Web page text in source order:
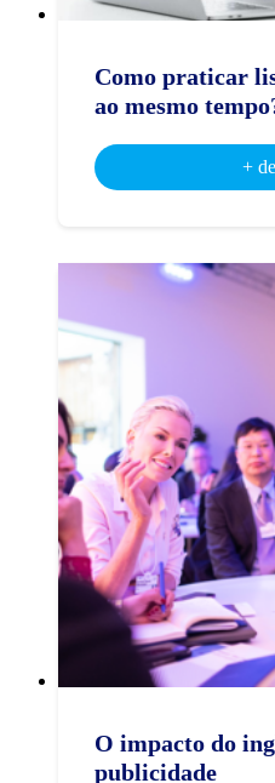
Como praticar
ao mesmo
+
O impacto do
publicidade